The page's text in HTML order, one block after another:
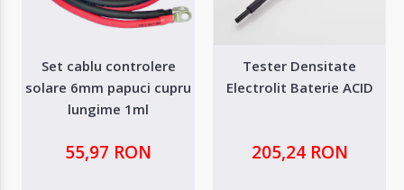
Set cablu controlere
solare 6mm papuci cupru
lungime 1ml
55,97 RON
Tester Densitate
Electrolit Baterie ACID
205,24 RON